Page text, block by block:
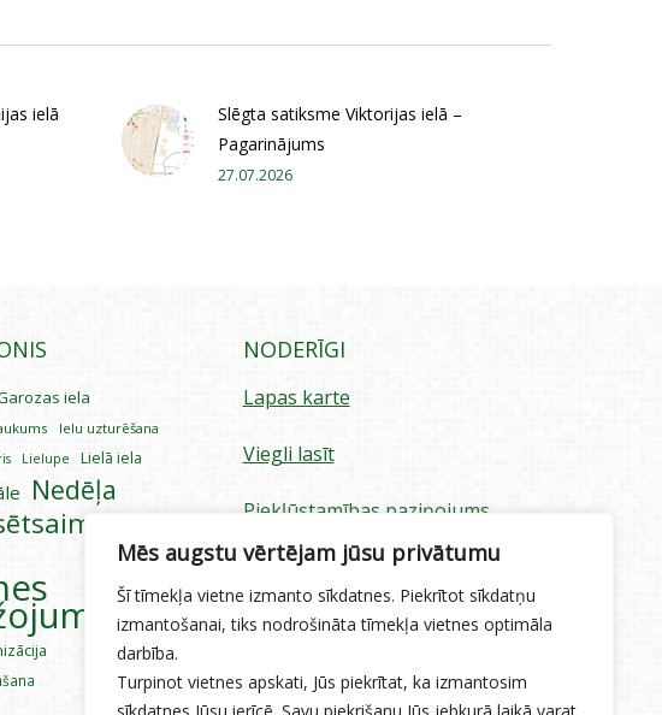
Mēs augstu vērtējam jūsu privātumu
Šī tīmekļa vietne izmanto sīkdatnes. Piekrītot sīkdatņu
izmantošanai, tiks nodrošināta tīmekļa vietnes optimāla
darbība.
Turpinot vietnes apskati, Jūs piekrītat, ka izmantosim
ielā
Slēgta satiksme Viktorijas ielā –
Pagarinājums
27.07.2026
iela
Ielu uzturēšana
Lielupe Lielā iela
Nedēļa
NODERĪGI
Lapas karte
Viegli lasīt
Piekļūstamības paziņojums
Sīkdatņu izmantošana
Privātuma politika
Ētikas kodekss